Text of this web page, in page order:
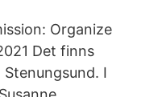
Organize
Det finns
I